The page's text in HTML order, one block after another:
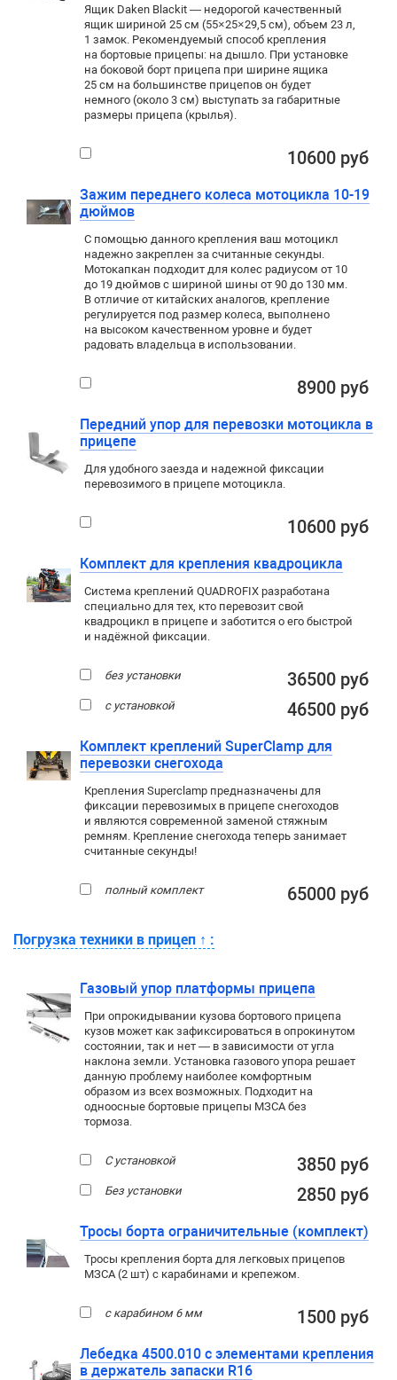
Ящик Daken Blackit — недорогой качественный
ящик шириной 25 см (55×25×29,5 см), объем 23 л,
1 замок. Рекомендуемый способ крепления
на бортовые прицепы: на дышло. При установке
на боковой борт прицепа при ширине ящика
25 см на большинстве прицепов он будет
немного (около 3 см) выступать за габаритные
размеры прицепа (крылья).
10600 руб
Зажим переднего колеса мотоцикла 10-19
дюймов
С помощью данного крепления ваш мотоцикл
надежно закреплен за считанные секунды.
Мотокапкан подходит для колес радиусом от 10
до 19 дюймов с шириной шины от 90 до 130 мм.
В отличие от китайских аналогов, крепление
регулируется под размер колеса, выполнено
на высоком качественном уровне и будет
радовать владельца в использовании.
8900 руб
Передний упор для перевозки мотоцикла в
прицепе
Для удобного заезда и надежной фиксации
перевозимого в прицепе мотоцикла.
10600 руб
Комплект для крепления квадроцикла
Система креплений QUADROFIX разработана
специально для тех, кто перевозит свой
квадроцикл в прицепе и заботится о его быстрой
и надёжной фиксации.
без установки 36500 руб
с установкой 46500 руб
Комплект креплений SuperClamp для
перевозки снегохода
Крепления Superclamp предназначены для
фиксации перевозимых в прицепе снегоходов
и являются современной заменой стяжным
ремням. Крепление снегохода теперь занимает
считанные секунды!
полный комплект 65000 руб
Погрузка техники в прицеп ↑ :
Газовый упор платформы прицепа
При опрокидывании кузова бортового прицепа
кузов может как зафиксироваться в опрокинутом
состоянии, так и нет — в зависимости от угла
наклона земли. Установка газового упора решает
данную проблему наиболее комфортным
образом из всех возможных. Подходит на
одноосные бортовые прицепы МЗСА без
тормоза.
С установкой 3850 руб
Без установки 2850 руб
Тросы борта ограничительные (комплект)
Тросы крепления борта для легковых прицепов
МЗСА (2 шт) с карабинами и крепежом.
с карабином 6 мм 1500 руб
Лебедка 4500.010 с элементами крепления
в держатель запаски R16